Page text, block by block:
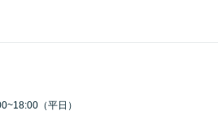
（平日）